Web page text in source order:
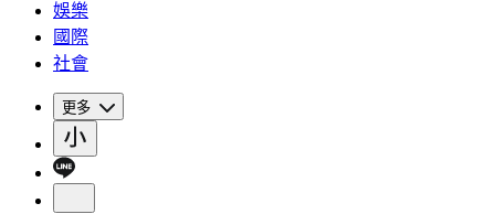
娛樂
國際
社會
更多